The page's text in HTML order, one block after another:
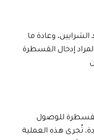
وعادة ما
إدخال القسطرة
للوصول
تُجرى هذه العملية